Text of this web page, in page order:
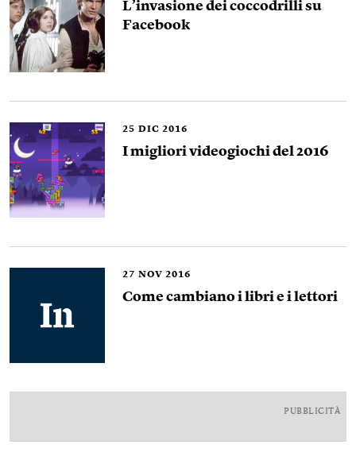
L’invasione dei coccodrilli su
Facebook
25 DIC 2016
I migliori videogiochi del 2016
27 NOV 2016
Come cambiano i libri e i lettori
PUBBLICITÀ